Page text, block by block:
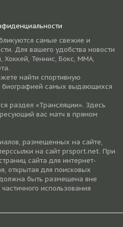
самые свежие и
Для вашего удобства новости
Хоккей, Теннис, Бокс, ММА,
найти спортивную
биографией самых выдающихся
раздел «Трансляции». Здесь
вас матч в прямом
размещенных на сайте,
на cайт prsport.net. При
сайта для интернет-
открытая для поисковых
быть размещена вне
использования